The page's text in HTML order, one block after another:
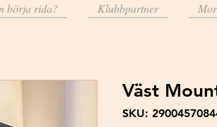
Väst
SKU:
börja rida? Klubbpartner